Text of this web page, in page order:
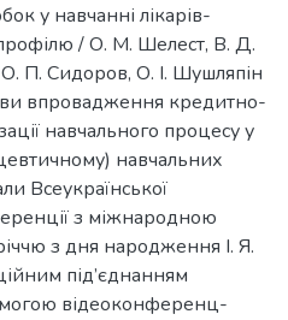
у навчанні лікарів-
/ О. М. Шелест, В. Д.
П. Сидоров, О. І. Шушляпін
впровадження кредитно-
навчального процесу у
навчальних
Всеукраїнської
з міжнародною
з дня народження І. Я.
під’єднанням
відеоконференц-